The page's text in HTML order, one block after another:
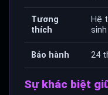
Tương
thích
Hệ
Bảo hành 24
Sự khác biệt